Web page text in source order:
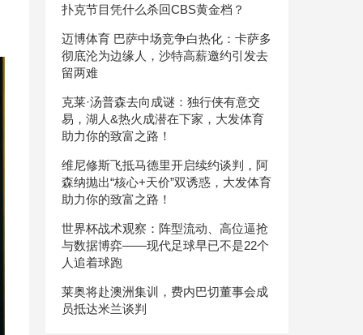
扑克节目凭什么杀回CBS黄金档？
迈博体育 巴萨中场竞争白热化：卡萨多
彻底沦为边缘人，沙特高薪邀约引发去
留两难
克莱·汤普森去向成谜：独行侠有意交
易，湖人&热火成潜在下家，大发体育
助力你的致富之路！
维尼修斯飞抵马德里开启续约谈判，阿
森纳抛出“核心+天价”双诱惑，大发体育
助力你的致富之路！
世界杯战术观察：阵型流动、高位逼抢
与数据博弈——现代足球早已不是22个
人追着球跑
莱奥将赴澳洲集训，费内巴切董事会成
员抵达米兰谈判